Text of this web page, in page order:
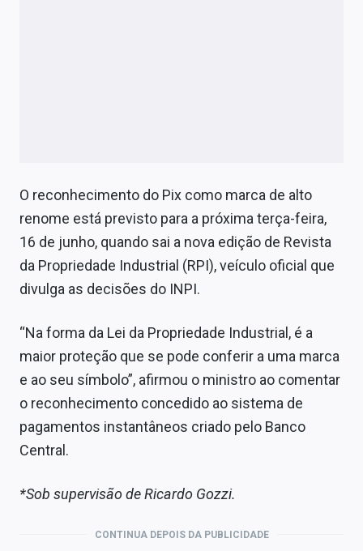
O reconhecimento do Pix como marca de alto
renome está previsto para a próxima terça-feira,
16 de junho, quando sai a nova edição de Revista
da Propriedade Industrial (RPI), veículo oficial que
divulga as decisões do INPI.
“Na forma da Lei da Propriedade Industrial, é a
maior proteção que se pode conferir a uma marca
e ao seu símbolo”, afirmou o ministro ao comentar
o reconhecimento concedido ao sistema de
pagamentos instantâneos criado pelo Banco
Central.
*Sob supervisão de Ricardo Gozzi.
CONTINUA DEPOIS DA PUBLICIDADE